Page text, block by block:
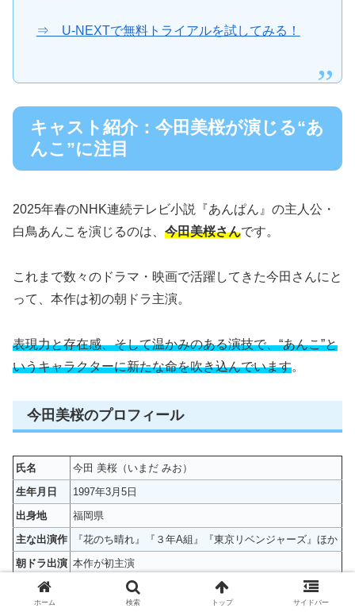
⇒ U-NEXTで無料トライアルを試してみる！
キャスト紹介：今田美桜が演じる“あ
んこ”に注目
2025年春のNHK連続テレビ小説『あんぱん』の主人公・
白鳥あんこを演じるのは、 今田美桜さんです。
これまで数々のドラマ・映画で活躍してきた今田さんにと
って、本作は初の朝ドラ主演。
表現力と存在感、そして温かみのある演技で、“あんこ”と
いうキャラクターに新たな命を吹き込んでいます。
今田美桜のプロフィール
氏名
今田 美桜（いまだ みお）
生年月日
1997年3月5日
出身地
福岡県
主な出演作
『花のち晴れ』『３年A組』『東京リベンジャーズ』ほか
朝ドラ出演 本作が初主演
ホーム 検索 トップ サイドバー